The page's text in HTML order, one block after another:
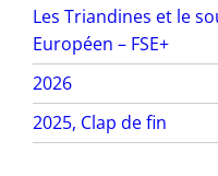
Les Triandines et le
Européen – FSE+
2026
2025, Clap de fin